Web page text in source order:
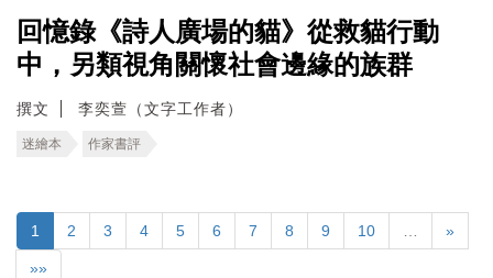
回憶錄《詩人廣場的貓》從救貓行動
中，另類視角關懷社會邊緣的族群
撰文 李奕萱（文字工作者）
迷繪本 作家書評
1 2 3 4 5 6 7 8 9 10 »
»»